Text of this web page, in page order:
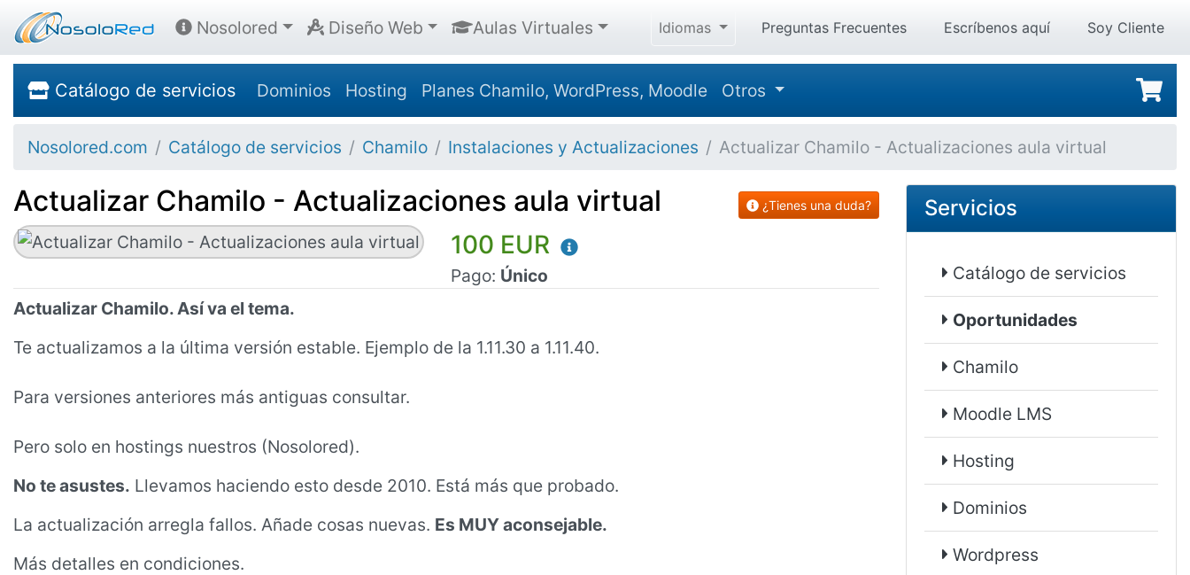
Nosolored Diseño Web Aulas Virtuales Idiomas Preguntas Frecuentes Escríbenos aquí Soy Cliente
Catálogo de servicios Dominios Hosting Planes Chamilo, WordPress, Moodle Otros
Nosolored.com Catálogo de servicios Chamilo Instalaciones y Actualizaciones Actualizar Chamilo - Actualizaciones aula virtual
Actualizar Chamilo - Actualizaciones aula virtual ¿Tienes una duda?
100 EUR
Pago: Único
Actualizar Chamilo. Así va el tema.
Te actualizamos a la última versión estable. Ejemplo de la 1.11.30 a 1.11.40.
Para versiones anteriores más antiguas consultar.
Pero solo en hostings nuestros (Nosolored).
No te asustes. Llevamos haciendo esto desde 2010. Está más que probado.
La actualización arregla fallos. Añade cosas nuevas. Es MUY aconsejable.
Más detalles en condiciones.
Servicios
Catálogo de servicios
Oportunidades
Chamilo
Moodle LMS
Hosting
Dominios
Wordpress